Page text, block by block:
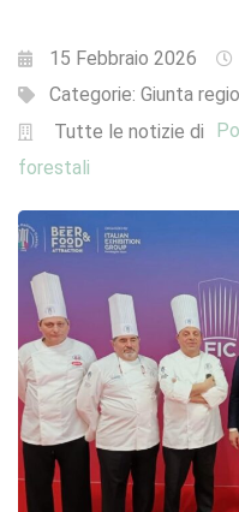
15 Febbraio 2026
Categorie: Giunta
Tutte le notizie di
forestali